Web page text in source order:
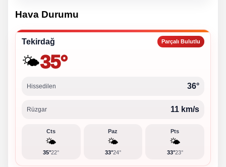
Hava Durumu
Tekirdağ Parçalı Bulutlu
🌤️35°
Hissedilen 36°
Rüzgar 11 km/s
Cts
🌤️
35°22°
Paz
🌤️
33°24°
Pts
🌤️
33°23°